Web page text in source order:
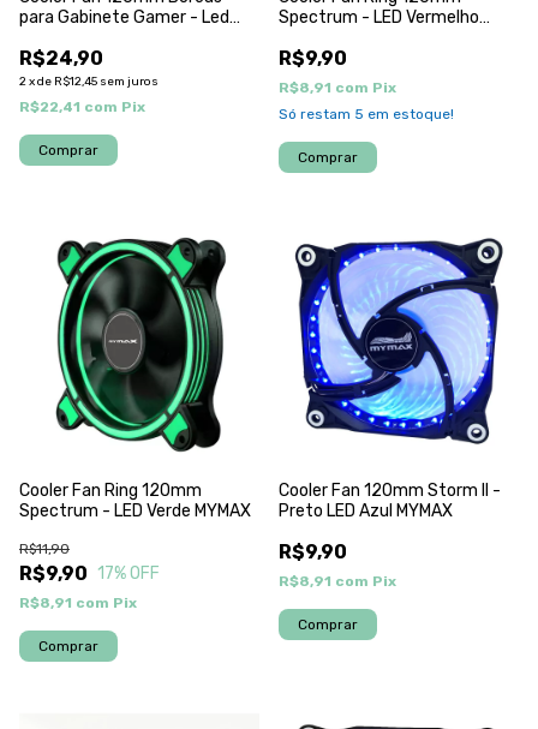
para Gabinete Gamer - Led
R$24,90
2xde R$12,45 sem juros
R$22,41 com Pix
Spectrum - LED Vermelho
R$9,90
R$8,91 com Pix
Só restam 5 em estoque!
Cooler Fan Ring 120mm
Spectrum - LED Verde MYMAX
R$9,90
R$11,90
17% OFF
R$8,91 com Pix
Cooler Fan 120mm Storm II -
Preto LED Azul MYMAX
R$9,90
R$8,91 com Pix